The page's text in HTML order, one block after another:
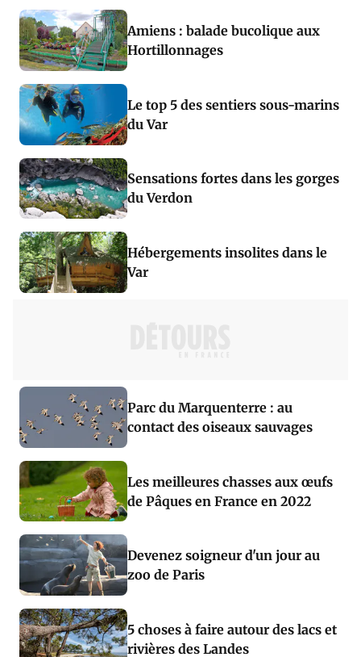
Amiens : balade bucolique aux
Hortillonnages
Le top 5 des sentiers sous-marins
du Var
Sensations fortes dans les gorges
du Verdon
Hébergements insolites dans le
Var
Parc du Marquenterre : au
contact des oiseaux sauvages
Les meilleures chasses aux œufs
de Pâques en France en 2022
Devenez soigneur d'un jour au
zoo de Paris
5 choses à faire autour des lacs et
rivières des Landes